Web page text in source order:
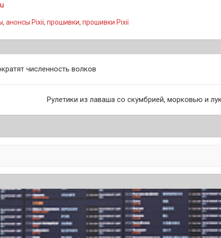
, анонсы Pixii, прошивки, прошивки Pixii
численность волков
Рулетики из лаваша со скумбрией, морковью и